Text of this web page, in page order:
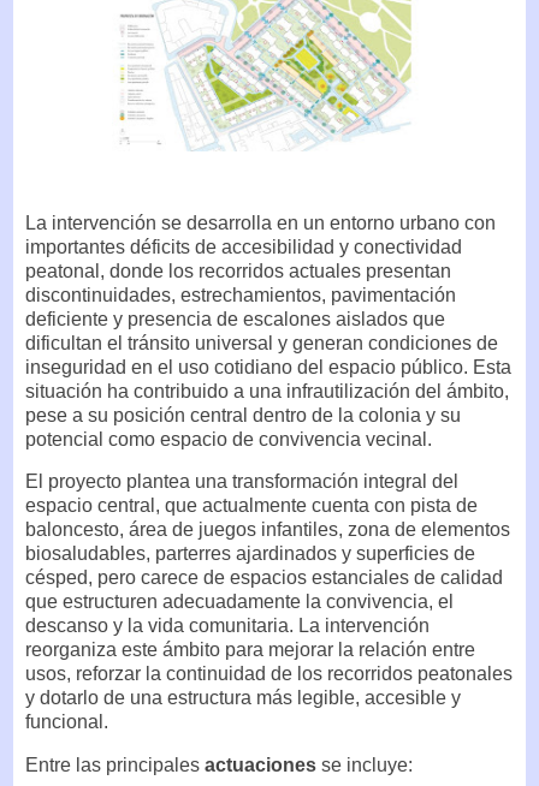
La intervención se desarrolla en un entorno urbano con
importantes déficits de accesibilidad y conectividad
peatonal, donde los recorridos actuales presentan
discontinuidades, estrechamientos, pavimentación
deficiente y presencia de escalones aislados que
dificultan el tránsito universal y generan condiciones de
inseguridad en el uso cotidiano del espacio público. Esta
situación ha contribuido a una infrautilización del ámbito,
pese a su posición central dentro de la colonia y su
potencial como espacio de convivencia vecinal.
El proyecto plantea una transformación integral del
espacio central, que actualmente cuenta con pista de
baloncesto, área de juegos infantiles, zona de elementos
biosaludables, parterres ajardinados y superficies de
césped, pero carece de espacios estanciales de calidad
que estructuren adecuadamente la convivencia, el
descanso y la vida comunitaria. La intervención
reorganiza este ámbito para mejorar la relación entre
usos, reforzar la continuidad de los recorridos peatonales
y dotarlo de una estructura más legible, accesible y
funcional.
Entre las principales actuaciones se incluye: